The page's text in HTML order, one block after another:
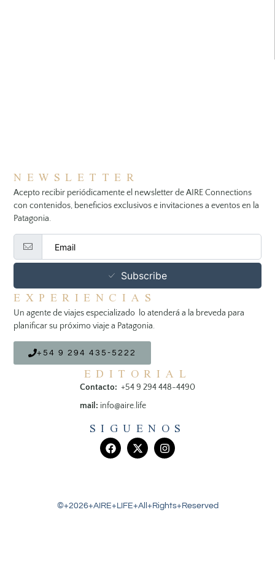
NEWSLETTER
Acepto recibir periódicamente el newsletter de AIRE Connections
con contenidos, beneficios exclusivos e invitaciones a eventos en la
Patagonia.
Subscribe
EXPERIENCIAS
Un agente de viajes especializado lo atenderá a la breveda para
planificar su próximo viaje a Patagonia.
+54 9 294 435-5222
EDITORIAL
Contacto: +54 9 294 448-4490
mail: info@aire.life
SIGUENOS
©+2026+AIRE+LIFE+All+Rights+Reserved